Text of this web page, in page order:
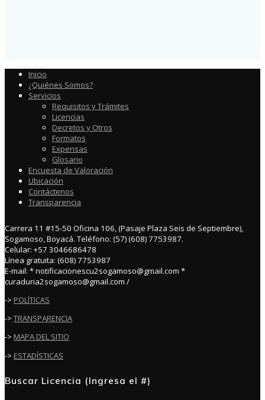
Inicio
¿Quiénes Somos?
Servicios
Requisitos y Trámites
Licencias
Decretos y Otros
Formatos
Expensas
Glosario
Encuesta de Valoración
Ubicación
Contáctenos
Transparencia
Carrera 11 #15-50 Oficina 106, (Pasaje Plaza Seis de Septiembre),
Sogamoso, Boyacá. Teléfono: (57) (608) 7753987.
Celular: +57 3046686478
Línea gratuita: (608) 7753987
E-mail: * notificacionescu2sogamoso@gmail.com *
curaduria2sogamoso@gmail.com /
-> POLÍTICAS
-> TRANSPARENCIA
-> MAPA DEL SITIO
-> ESTADÍSTICAS
Buscar Licencia (Ingresa el #)